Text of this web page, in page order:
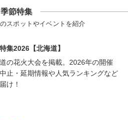
季節特集
スポットやイベントを紹介
集2026【北海道】
の花火大会を掲載。2026年の開催
止・延期情報や人気ランキングなど
け！